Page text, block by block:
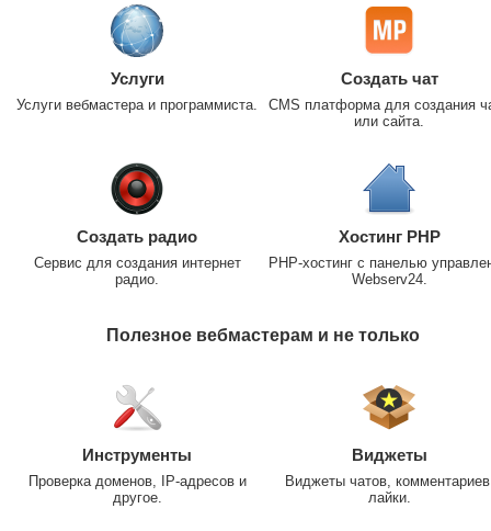
Услуги
Услуги вебмастера и программиста.
Создать чат
CMS платформа для создания
или сайта.
Создать радио
Сервис для создания интернет
радио.
Хостинг PHP
PHP-хостинг с панелью
Webserv24.
Полезное вебмастерам и не только
Инструменты
Проверка доменов, IP-адресов и
другое.
Виджеты
Виджеты чатов,
лайки.